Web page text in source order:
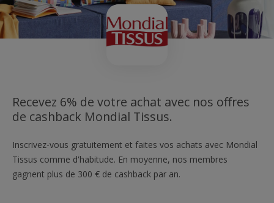
Recevez 6% de votre achat avec nos offres
de cashback Mondial Tissus.
Inscrivez-vous gratuitement et faites vos achats avec Mondial
Tissus comme d'habitude. En moyenne, nos membres
gagnent plus de 300 € de cashback par an.